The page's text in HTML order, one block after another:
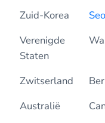
Zuid-Korea
Verenigde
Staten
Zwitserland
Australië